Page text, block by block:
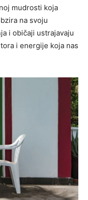
mudrosti koja
na svoju
i običaji ustrajavaju
i energije koja nas